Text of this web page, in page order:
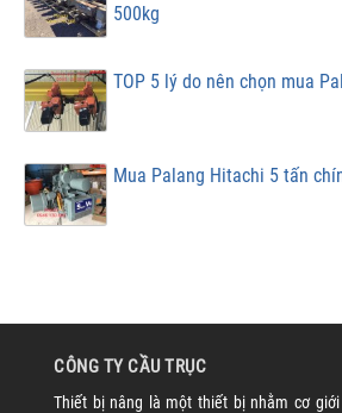
500kg
TOP 5 lý do nên chọn mua
Mua Palang Hitachi 5 tấn
CÔNG TY CẦU TRỤC
Thiết bị nâng là một thiết bị nhằm cơ